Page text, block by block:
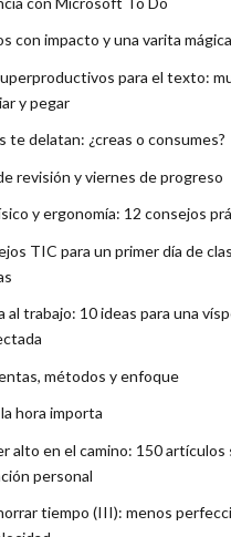
con impacto y una varita mágica
para el texto:
y pegar
te delatan: ¿creas o consumes?
revisión y viernes de progreso
y ergonomía: 12 consejos
TIC para un primer día de
al trabajo: 10 ideas para una
métodos y enfoque
hora importa
alto en el camino: 150 artículos
personal
tiempo (III): menos